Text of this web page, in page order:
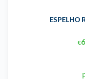
ESPELHO
€